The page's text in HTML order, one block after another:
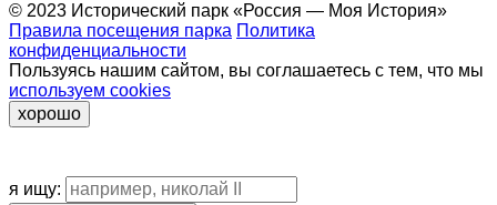
© 2023 Исторический парк «Россия — Моя История»
Правила посещения парка Политика
конфиденциальности
Пользуясь нашим сайтом, вы соглашаетесь с тем, что мы
используем cookies
хорошо
я ищу: